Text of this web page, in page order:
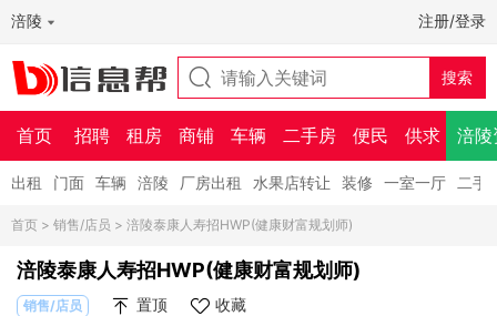
涪陵 注册/登录
首页 招聘 租房 商铺 车辆 二手房 便民 供求 涪陵
出租 门面 车辆 涪陵 厂房出租 水果店转让 装修 一室一厅 二手
首页 > 销售/店员 > 涪陵泰康人寿招HWP(健康财富规划师)
涪陵泰康人寿招HWP(健康财富规划师)
销售/店员 置顶 收藏